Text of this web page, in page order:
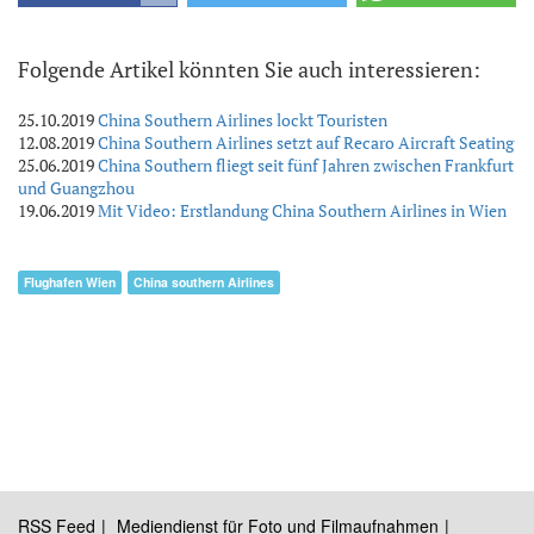
Folgende Artikel könnten Sie auch interessieren:
25.10.2019China Southern Airlines lockt Touristen
12.08.2019China Southern Airlines setzt auf Recaro Aircraft Seating
25.06.2019China Southern fliegt seit fünf Jahren zwischen Frankfurt
und Guangzhou
19.06.2019Mit Video: Erstlandung China Southern Airlines in Wien
Flughafen Wien China southern Airlines
RSS Feed Mediendienst für Foto und Filmaufnahmen